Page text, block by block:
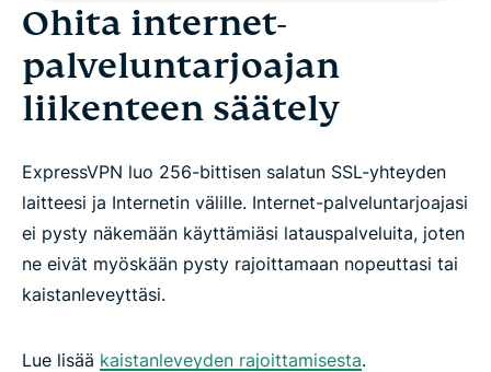
Ohita internet-
palveluntarjoajan
liikenteen säätely
ExpressVPN luo 256-bittisen salatun SSL-yhteyden
laitteesi ja Internetin välille. Internet-palveluntarjoajasi
ei pysty näkemään käyttämiäsi latauspalveluita, joten
ne eivät myöskään pysty rajoittamaan nopeuttasi tai
kaistanleveyttäsi.
Lue lisää kaistanleveyden rajoittamisesta.